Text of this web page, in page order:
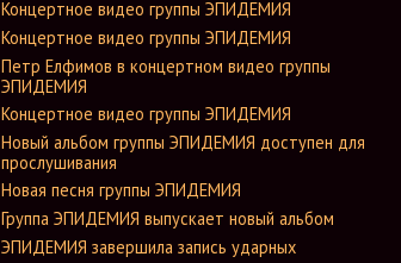
Концертное видео группы ЭПИДЕМИЯ
Концертное видео группы ЭПИДЕМИЯ
Петр Елфимов в концертном видео группы
ЭПИДЕМИЯ
Концертное видео группы ЭПИДЕМИЯ
Новый альбом группы ЭПИДЕМИЯ доступен для
прослушивания
Новая песня группы ЭПИДЕМИЯ
Группа ЭПИДЕМИЯ выпускает новый альбом
ЭПИДЕМИЯ завершила запись ударных